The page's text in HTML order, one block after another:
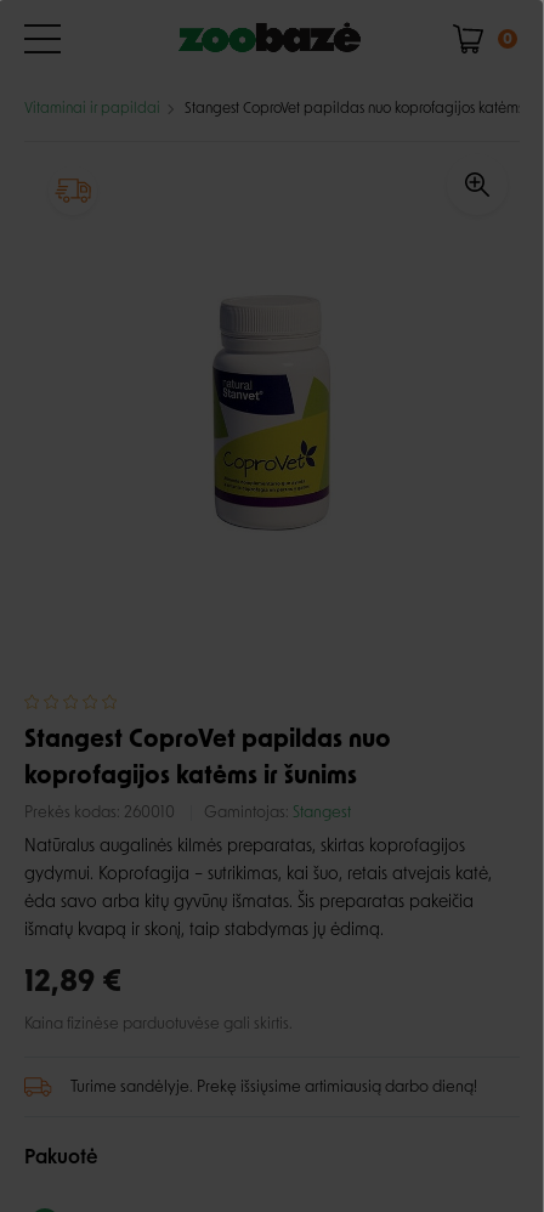
0
Vitaminai ir papildai Stangest CoproVet papildas nuo koprofagijos katėms ir
Stangest CoproVet papildas nuo
koprofagijos katėms ir šunims
Prekės kodas: 260010 Gamintojas: Stangest
Natūralus augalinės kilmės preparatas, skirtas koprofagijos
gydymui. Koprofagija – sutrikimas, kai šuo, retais atvejais katė,
ėda savo arba kitų gyvūnų išmatas. Šis preparatas pakeičia
išmatų kvapą ir skonį, taip stabdymas jų ėdimą.
12,89 €
Kaina fizinėse parduotuvėse gali skirtis.
Turime sandėlyje. Prekę išsiųsime artimiausią darbo dieną!
Pakuotė